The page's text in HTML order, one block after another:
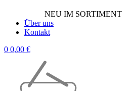
NEU IM SORTIMENT
Über uns
Kontakt
0 0,00 €